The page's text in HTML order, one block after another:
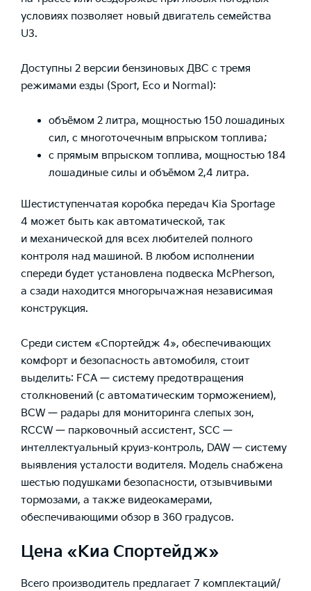
условиях позволяет новый двигатель семейства
U3.
Доступны 2 версии бензиновых ДВС с тремя
режимами езды (Sport, Eco и Normal):
объёмом 2 литра, мощностью 150 лошадиных
сил, с многоточечным впрыском топлива;
с прямым впрыском топлива, мощностью 184
лошадиные силы и объёмом 2,4 литра.
Шестиступенчатая коробка передач Kia Sportage
4 может быть как автоматической, так
и механической для всех любителей полного
контроля над машиной. В любом исполнении
спереди будет установлена подвеска McPherson,
а сзади находится многорычажная независимая
конструкция.
Среди систем «Спортейдж 4», обеспечивающих
комфорт и безопасность автомобиля, стоит
выделить: FCA — систему предотвращения
столкновений (с автоматическим торможением),
BCW — радары для мониторинга слепых зон,
RCCW — парковочный ассистент, SCC —
интеллектуальный круиз-контроль, DAW — систему
выявления усталости водителя. Модель снабжена
шестью подушками безопасности, отзывчивыми
тормозами, а также видеокамерами,
обеспечивающими обзор в 360 градусов.
Цена «Киа Спортейдж»
Всего производитель предлагает 7 комплектаций/